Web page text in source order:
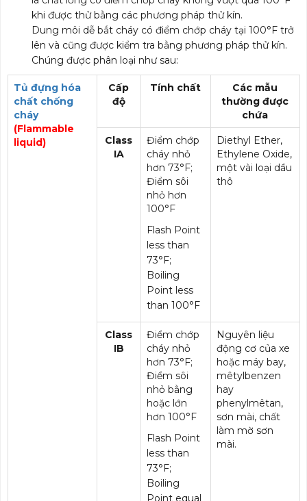
khi được thử bằng các phương pháp thử kín.
Dung môi dễ bắt cháy có điểm chớp cháy tại 100°F trở
lên và cũng được kiểm tra bằng phương pháp thử kín.
Chúng được phân loại như sau:
Tủ đựng hóa
chất chống
cháy
(Flammable
liquid)
Cấp
độ
Tính chất
Các mẫu
thường được
chứa
Class
IA
Điểm chớp
cháy nhỏ
hơn 73°F;
Điểm sôi
nhỏ hơn
100°F
Flash Point
less than
73°F;
Boiling
Point less
than 100°F
Diethyl Ether,
Ethylene Oxide,
một vài loại dầu
thô
Class
IB
Điểm chớp
cháy nhỏ
hơn 73°F;
Điểm sôi
nhỏ bằng
hoặc lớn
hơn 100°F
Flash Point
less than
73°F;
Boiling
Point equal
Nguyên liệu
động cơ của xe
hoặc máy bay,
mêtylbenzen
hay
phenylmêtan,
sơn mài, chất
làm mờ sơn
mài.